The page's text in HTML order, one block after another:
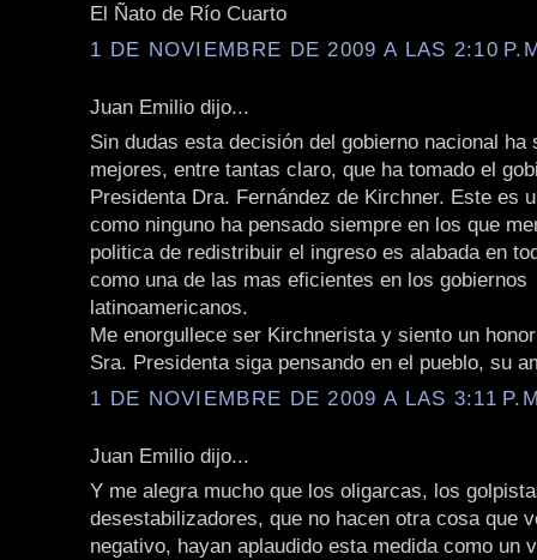
El Ñato de Río Cuarto
1 DE NOVIEMBRE DE 2009 A LAS 2:10
Juan Emilio dijo...
Sin dudas esta decisión del gobierno nacional ha
mejores, entre tantas claro, que ha tomado el
Presidenta Dra. Fernández de Kirchner. Este es
como ninguno ha pensado siempre en los que
politica de redistribuir el ingreso es alabada en
como una de las mas eficientes en los gobiernos
latinoamericanos.
Me enorgullece ser Kirchnerista y siento un
Sra. Presidenta siga pensando en el pueblo, su
1 DE NOVIEMBRE DE 2009 A LAS 3:11
Juan Emilio dijo...
Y me alegra mucho que los oligarcas, los
desestabilizadores, que no hacen otra cosa que
negativo, hayan aplaudido esta medida como un